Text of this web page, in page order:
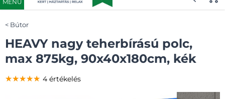
MENU
Bútor
HEAVY nagy teherbírású polc,
max 875kg, 90x40x180cm, kék
★★★★★
★★★★★
★★★★★ 4 értékelés